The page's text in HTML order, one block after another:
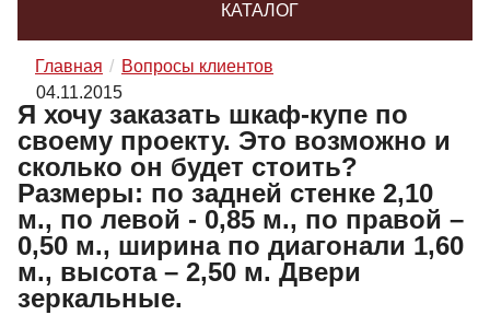
КАТАЛОГ
Главная
Вопросы клиентов
04.11.2015
Я хочу заказать шкаф-купе по
своему проекту. Это возможно и
сколько он будет стоить?
Размеры: по задней стенке 2,10
м., по левой - 0,85 м., по правой –
0,50 м., ширина по диагонали 1,60
м., высота – 2,50 м. Двери
зеркальные.